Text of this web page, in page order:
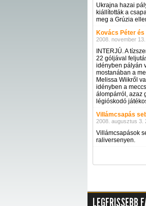
Ukrajna hazai
kiállították a
meg a Grúzia
Kovács Péter
2008. november 13.
INTERJÚ. A
22 góljával
idényben pályán
mostanában a
Melissa Wiikről
idényben a
álompárról, azaz
légióskodó
Villámcsapás
2008. augusztus 3.
Villámcsapások
raliversenyen.
LEGFRISSEBB